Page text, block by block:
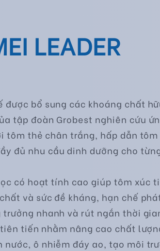
LEADER
được bổ sung các khoáng chất
tập đoàn Grobest nghiên cứu
tôm thẻ chân trắng, hấp dẫn
đủ nhu cầu dinh dưỡng cho
có hoạt tính cao giúp tôm xúc
và sức đề kháng, hạn chế
nhanh và rút ngắn thời
tiến nhằm nâng cao chất
nước, ô nhiễm đáy ao, tạo môi